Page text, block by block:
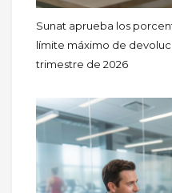
Sunat aprueba los
límite máximo de
trimestre de 2026